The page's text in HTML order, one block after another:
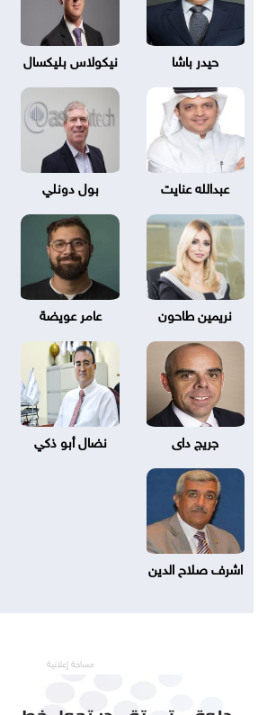
حيدر باشا نيكولاس بليكسال
عبدالله عنايت بول دونلي
نريمين طاحون عامر عويضة
جريج داى نضال أبو ذكي
اشرف صلاح الدين
مساحة إعلانية